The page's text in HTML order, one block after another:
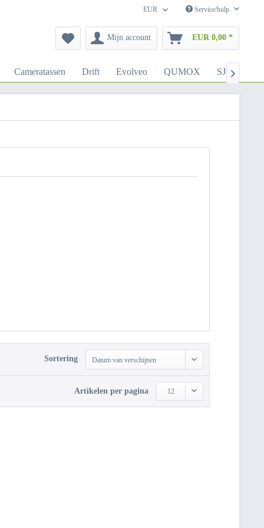
EUR Service/hulp
Mijn account EUR 0,00 *
Cameratassen Drift Evolveo QUMOX SJCAM

Sortering Datum van verschijnen
Artikelen per pagina 12